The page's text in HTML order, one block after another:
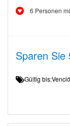
6 Personen
Sparen
Gültig